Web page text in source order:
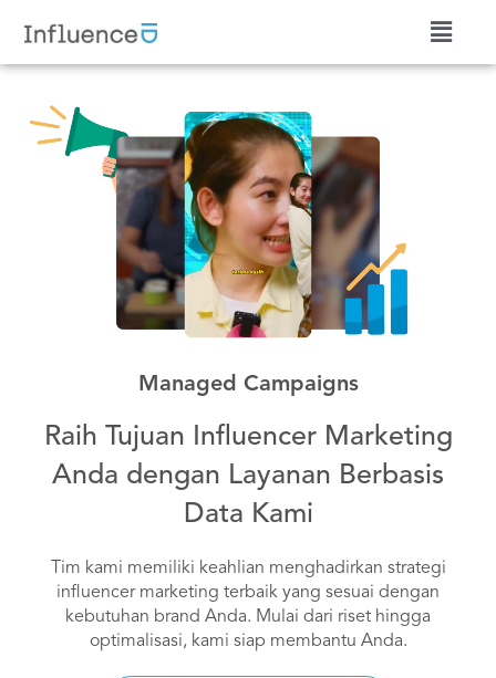
Managed Campaigns
Raih Tujuan Influencer Marketing
Anda dengan Layanan Berbasis
Data Kami
Tim kami memiliki keahlian menghadirkan strategi
influencer marketing terbaik yang sesuai dengan
kebutuhan brand Anda. Mulai dari riset hingga
optimalisasi, kami siap membantu Anda.